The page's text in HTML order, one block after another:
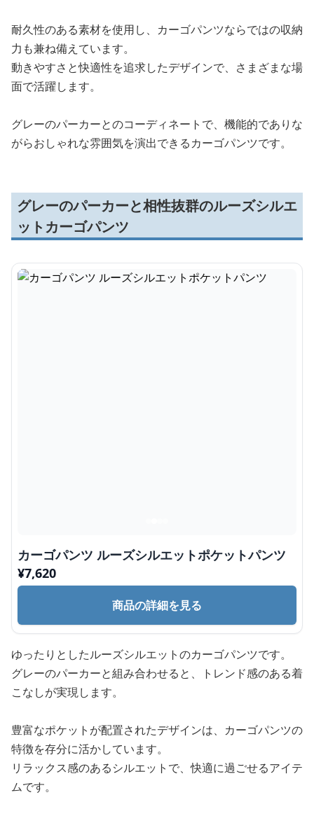
耐久性のある素材を使用し、カーゴパンツならではの収納
力も兼ね備えています。
動きやすさと快適性を追求したデザインで、さまざまな場
面で活躍します。
グレーのパーカーとのコーディネートで、機能的でありな
がらおしゃれな雰囲気を演出できるカーゴパンツです。
グレーのパーカーと相性抜群のルーズシルエ
ットカーゴパンツ
カーゴパンツ ルーズシルエットポケットパンツ
¥7,620
商品の詳細を見る
ゆったりとしたルーズシルエットのカーゴパンツです。
グレーのパーカーと組み合わせると、トレンド感のある着
こなしが実現します。
豊富なポケットが配置されたデザインは、カーゴパンツの
特徴を存分に活かしています。
リラックス感のあるシルエットで、快適に過ごせるアイテ
ムです。